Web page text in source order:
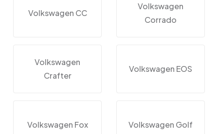
Volkswagen CC
Volkswagen
Corrado
Volkswagen
Crafter
Volkswagen EOS
Volkswagen Fox Volkswagen Golf